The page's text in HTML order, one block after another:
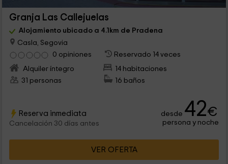
Granja Las Callejuelas
Alojamiento ubicado a 4.1km de Pradena
Casla, Segovia
0 opiniones
Reservado 14 veces
Alquiler íntegro
14 habitaciones
31 personas
16 baños
Reserva inmediata
Cancelación 30 días antes
desde 42€
persona y noche
VER OFERTA